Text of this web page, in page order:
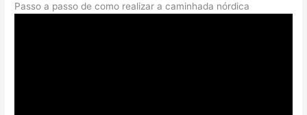
Passo a passo de como realizar a caminhada nórdica